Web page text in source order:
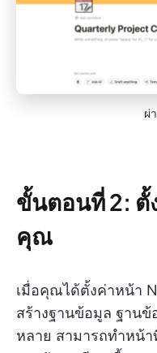
ผ่
ขั้นตอนที่ 2: ตั้
คุณ
เมื่อคุณได้ตั้งค่าหน้า
สร้างฐานข้อมูล ฐาน
หลาย สามารถทำหน้า